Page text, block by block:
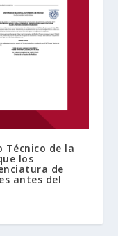
Técnico de la
los
de
antes del